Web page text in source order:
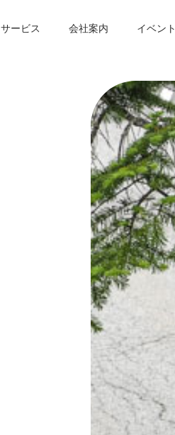
サービス 会社案内 イベント